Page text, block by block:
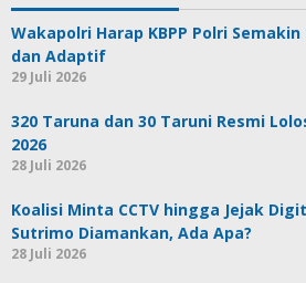
Wakapolri Harap KBPP Polri Semakin
dan Adaptif
29 Juli 2026
320 Taruna dan 30 Taruni Resmi
2026
28 Juli 2026
Koalisi Minta CCTV hingga Jejak
Sutrimo Diamankan, Ada Apa?
28 Juli 2026